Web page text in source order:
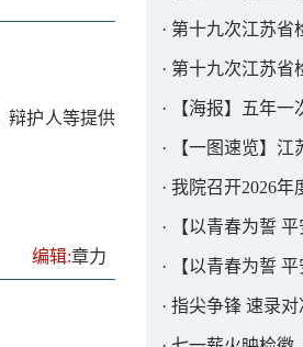
辩护人等提供
编辑:章力
护中心以法护航
· 第十九次江苏省
表率的实干实绩
检察力量
· 第十九次江苏省
· 【海报】五年
部署
· 【一图速览】
· 我院召开2026年
· 【以青春为誓
这位青年干警用
· 【以青春为誓
“求极致”者
· 指尖争锋 速录